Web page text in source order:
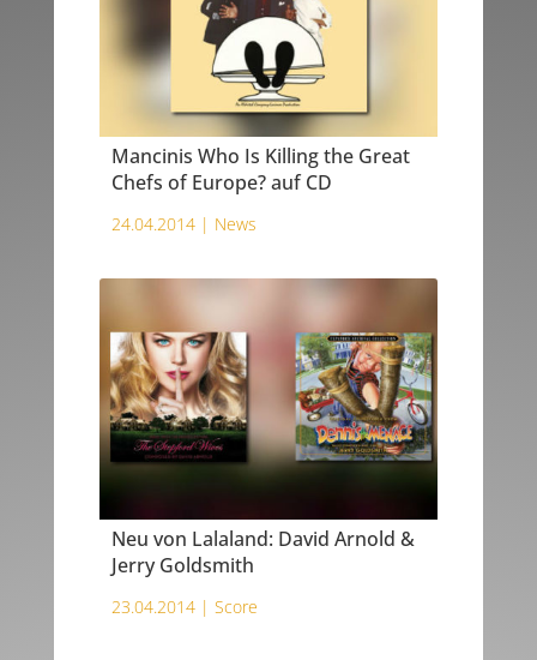
Mancinis Who Is Killing the Great
Chefs of Europe? auf CD
24.04.2014 | News
Neu von Lalaland: David Arnold &
Jerry Goldsmith
23.04.2014 | Score